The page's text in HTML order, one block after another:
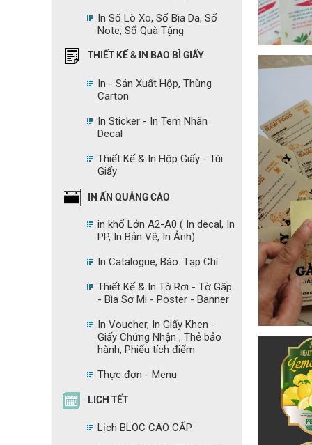
In Sổ Lò Xo, Sổ Bìa Da, Sổ
Note, Sổ Quà Tặng
THIẾT KẾ & IN BAO BÌ GIẤY
In - Sản Xuất Hộp, Thùng
Carton
In Sticker - In Tem Nhãn
Decal
Thiết Kế & In Hộp Giấy - Túi
Giấy
IN ẤN QUẢNG CÁO
in khổ Lớn A2-A0 ( In decal, In
PP, In Bản Vẽ, In Ảnh)
In Catalogue, Báo. Tạp Chí
Thiết Kế & In Tờ Rơi - Tờ Gấp
- Bìa Sơ Mi - Poster - Banner
In Voucher, In Giấy Khen -
Giấy Chứng Nhận , Thẻ bảo
hành, Phiếu tích điểm
Thực đơn - Menu
LICH TẾT
Lịch BLOC CAO CẤP